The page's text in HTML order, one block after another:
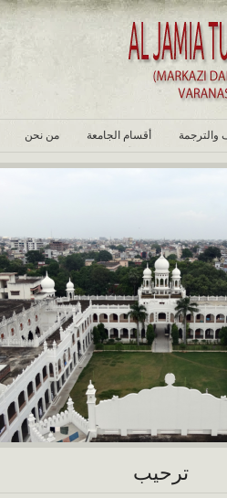
من نحن أقسام الجامعة والترجمة
ترحيب